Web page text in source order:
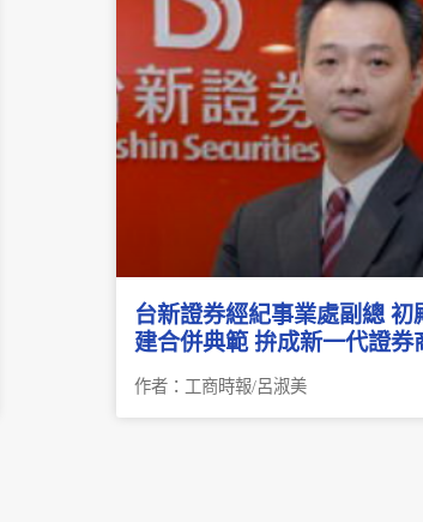
台新證券經紀事業處副總 初
建合併典範 拚成新一代證券
作者：工商時報/呂淑美